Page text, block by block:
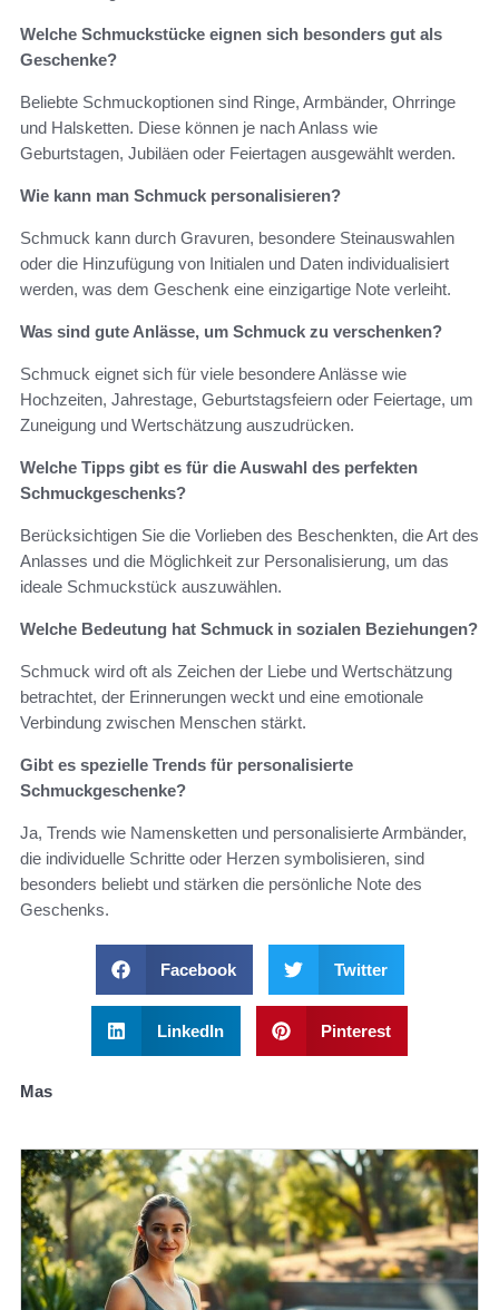
Welche Schmuckstücke eignen sich besonders gut als
Geschenke?
Beliebte Schmuckoptionen sind Ringe, Armbänder, Ohrringe
und Halsketten. Diese können je nach Anlass wie
Geburtstagen, Jubiläen oder Feiertagen ausgewählt werden.
Wie kann man Schmuck personalisieren?
Schmuck kann durch Gravuren, besondere Steinauswahlen
oder die Hinzufügung von Initialen und Daten individualisiert
werden, was dem Geschenk eine einzigartige Note verleiht.
Was sind gute Anlässe, um Schmuck zu verschenken?
Schmuck eignet sich für viele besondere Anlässe wie
Hochzeiten, Jahrestage, Geburtstagsfeiern oder Feiertage, um
Zuneigung und Wertschätzung auszudrücken.
Welche Tipps gibt es für die Auswahl des perfekten
Schmuckgeschenks?
Berücksichtigen Sie die Vorlieben des Beschenkten, die Art des
Anlasses und die Möglichkeit zur Personalisierung, um das
ideale Schmuckstück auszuwählen.
Welche Bedeutung hat Schmuck in sozialen Beziehungen?
Schmuck wird oft als Zeichen der Liebe und Wertschätzung
betrachtet, der Erinnerungen weckt und eine emotionale
Verbindung zwischen Menschen stärkt.
Gibt es spezielle Trends für personalisierte
Schmuckgeschenke?
Ja, Trends wie Namensketten und personalisierte Armbänder,
die individuelle Schritte oder Herzen symbolisieren, sind
besonders beliebt und stärken die persönliche Note des
Geschenks.
Facebook Twitter
LinkedIn Pinterest
Mas